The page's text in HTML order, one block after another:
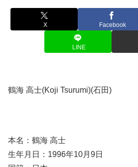
X Facebook
LINE
鶴海 高士(Koji Tsurumi)(石田)
本名：鶴海 高士
生年月日：1996年10月9日